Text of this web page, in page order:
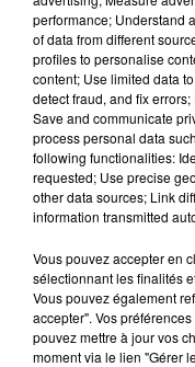
Du 14 au 30 août : 1er
performance; Understand
of data from different
profiles to personalise
content; Use limited data
detect fraud, and fix
Save and communicate
process personal data
following functionalities:
requested; Use precise
other data sources; Link
information transmitted
Vous pouvez accepter en
sélectionnant les finalités
Vous pouvez également
accepter". Vos
pouvez mettre à jour vos
moment via le lien "Gérer